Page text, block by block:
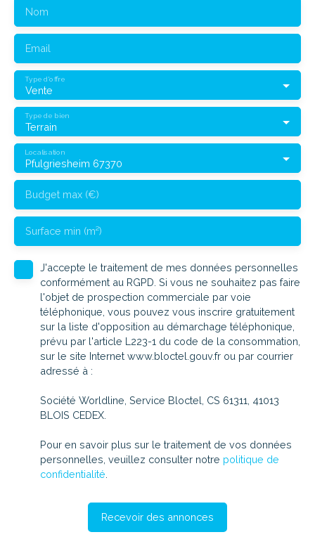
Nom
Email
Vente
Type d'offre
Terrain
Type de bien
Pfulgriesheim 67370
Localisation
Budget max (€)
Surface min (m²)
J'accepte le traitement de mes données personnelles
conformément au RGPD. Si vous ne souhaitez pas faire
l'objet de prospection commerciale par voie
téléphonique, vous pouvez vous inscrire gratuitement
sur la liste d'opposition au démarchage téléphonique,
prévu par l'article L223-1 du code de la consommation,
sur le site Internet www.bloctel.gouv.fr ou par courrier
adressé à :
Société Worldline, Service Bloctel, CS 61311, 41013
BLOIS CEDEX.
Pour en savoir plus sur le traitement de vos données
personnelles, veuillez consulter notre politique de
confidentialité
Recevoir des annonces